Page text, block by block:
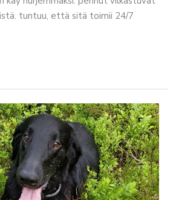
tuntuu, että sitä toimii 24/7